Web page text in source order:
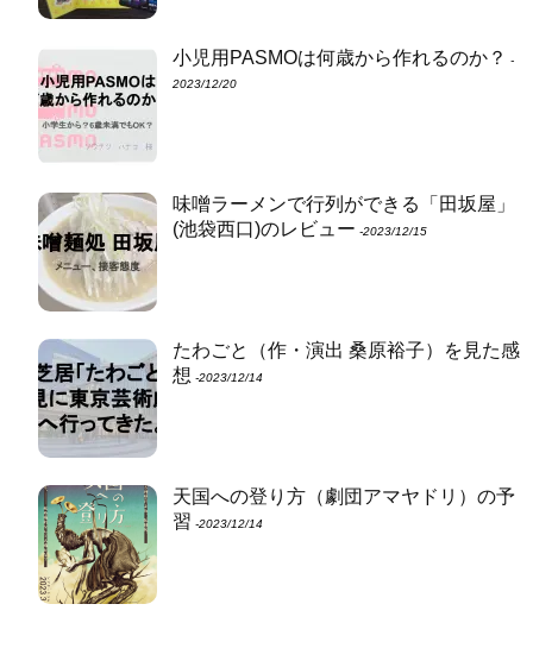
小児用PASMOは何歳から作れるのか？
‐
2023/12/20
味噌ラーメンで行列ができる「田坂屋」
(池袋西口)のレビュー ‐2023/12/15
たわごと（作・演出 桑原裕子）を見た感
想 ‐2023/12/14
天国への登り方（劇団アマヤドリ）の予
習 ‐2023/12/14